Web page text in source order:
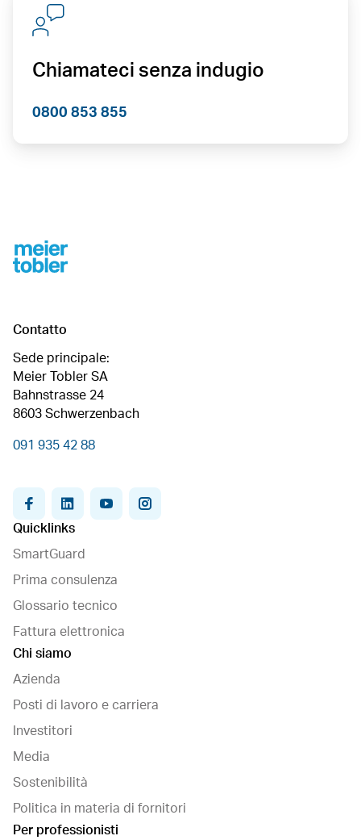
Chiamateci senza indugio
0800 853 855
Footer
Contatto
Sede principale:
Meier Tobler SA
Bahnstrasse 24
8603 Schwerzenbach
091 935 42 88
facebooklinkedin youtubeinstagram
Quicklinks
SmartGuard
Prima consulenza
Glossario tecnico
Fattura elettronica
Chi siamo
Azienda
Posti di lavoro e carriera
Investitori
Media
Sostenibilità
Politica in materia di fornitori
Per professionisti